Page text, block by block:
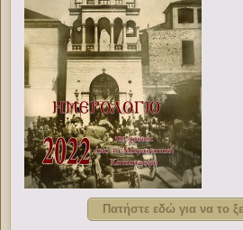
Πατήστε εδώ για να το